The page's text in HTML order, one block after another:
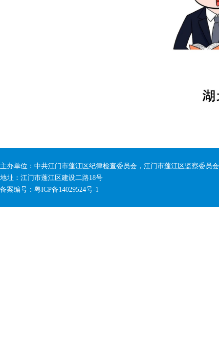
主办单位：中共江门市蓬江区纪律检查委员会，江门市蓬江区监察委员
地址：江门市蓬江区建设二路18号
备案编号：粤ICP备14029524号-1